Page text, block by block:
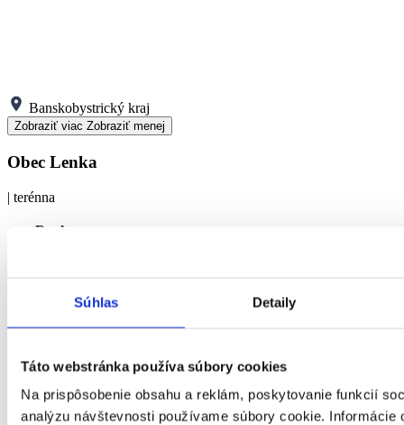
Súhlas Detaily
Táto webstránka používa súbory cookies
Na prispôsobenie obsahu a reklám, poskytovanie funkcií
analýzu návštevnosti používame súbory cookie. Informácie
Banskobystrický kraj
Zobraziť viac Zobraziť menej
Obec Lenka
| terénna
Druh
Cieľová
FO s ťažkým zdravotným postihnutím alebo
Miesto
poskytovania
Banskobystrický kraj
E-mail
starosta@obeclenka.sk
Telefón
+421907210236